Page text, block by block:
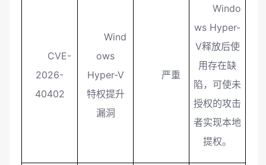
CVE-
2026-
40402
Wind
ows
Hyper-V
特权提升
漏洞
严重
Windo
ws Hyper-
V释放后使
用存在缺
陷，可使未
授权的攻击
者实现本地
提权。